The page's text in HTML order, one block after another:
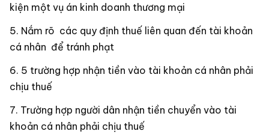
kiện một vụ án kinh doanh thương mại
Nắm rõ các quy định thuế liên quan đến tài khoản
cá nhân để tránh phạt
5 trường hợp nhận tiền vào tài khoản cá nhân phải
chịu thuế
Trường hợp người dân nhận tiền chuyển vào tài
khoản cá nhân phải chịu thuế